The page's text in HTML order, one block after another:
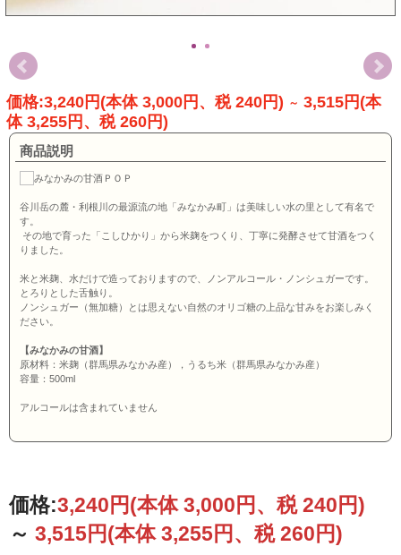
価格:3,240円(本体 3,000円、税 240円) ～ 3,515円(本
体 3,255円、税 260円)
商品説明
谷川岳の麓・利根川の最源流の地「みなかみ町」は美味しい水の里として有名で
す。
その地で育った「こしひかり」から米麹をつくり、丁寧に発酵させて甘酒をつく
りました。
米と米麹、水だけで造っておりますので、ノンアルコール・ノンシュガーです。
とろりとした舌触り。
ノンシュガー（無加糖）とは思えない自然のオリゴ糖の上品な甘みをお楽しみく
ださい。
【みなかみの甘酒】
原材料：米麹（群馬県みなかみ産），うるち米（群馬県みなかみ産）
容量：500ml
アルコールは含まれていません
価格:3,240円(本体 3,000円、税 240円)
～ 3,515円(本体 3,255円、税 260円)